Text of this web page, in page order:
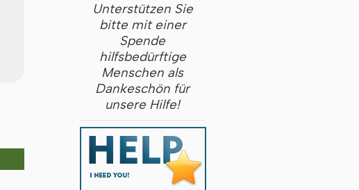
Unterstützen Sie
bitte mit einer
Spende
hilfsbedürftige
Menschen als
Dankeschön für
unsere Hilfe!